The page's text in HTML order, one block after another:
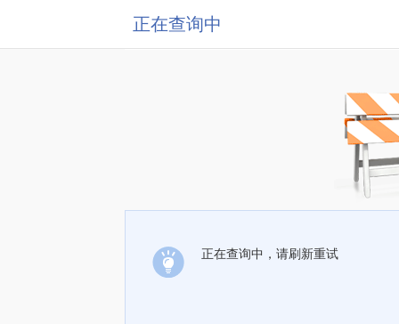
正在查询中
正在查询中，请刷新重试